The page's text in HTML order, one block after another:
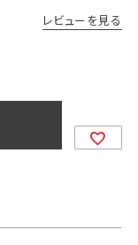
レビューを見る